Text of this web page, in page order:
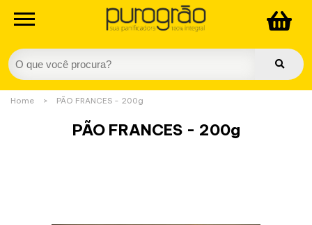
Home > PÃO FRANCES - 200g
PÃO FRANCES - 200g